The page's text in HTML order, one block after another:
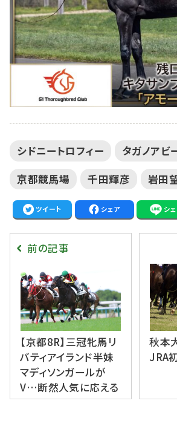
シドニートロフィー
タガノアビ
京都競馬場
千田輝彦 岩田
ツイート シェア シ
前の記事
【京都8R】三冠牝馬リ
バティアイランド半妹
マディソンガールが
V…断然人気に応える
秋本
JRA